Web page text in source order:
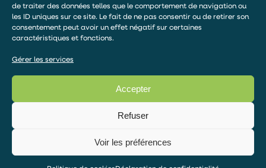
de traiter des données telles que le comportement de navigation ou
les ID uniques sur ce site. Le fait de ne pas consentir ou de retirer son
consentement peut avoir un effet négatif sur certaines
caractéristiques et fonctions.
Gérer les services
Accepter
Refuser
Voir les préférences
ÊTRE RAPPELÉ
DEVENIR DISTRIBUTEUR
© 2026 – TOUS DROITS RÉSERVÉS
Articles TASO
Mentions légales
Gérer le consentement